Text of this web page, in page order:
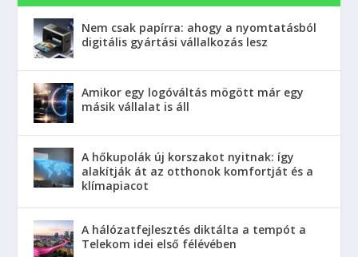
Nem csak papírra: ahogy a nyomtatásból
digitális gyártási vállalkozás lesz
Amikor egy logóváltás mögött már egy
másik vállalat is áll
A hőkupolák új korszakot nyitnak: így
alakítják át az otthonok komfortját és a
klímapiacot
A hálózatfejlesztés diktálta a tempót a
Telekom idei első félévében